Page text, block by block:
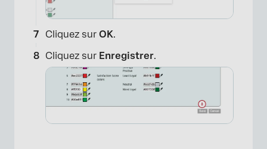
×
Cliquez sur OK.
Cliquez sur Enregistrer.